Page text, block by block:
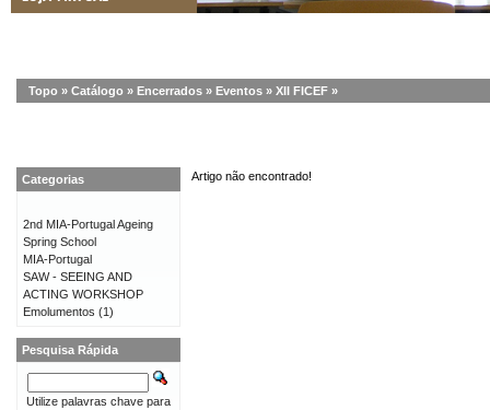
Topo » Catálogo » Encerrados » Eventos » XII FICEF »
Artigo não encontrado!
Categorias
2nd MIA-Portugal Ageing
Spring School
MIA-Portugal
SAW - SEEING AND
ACTING WORKSHOP
Emolumentos (1)
Pesquisa Rápida
Utilize palavras chave para